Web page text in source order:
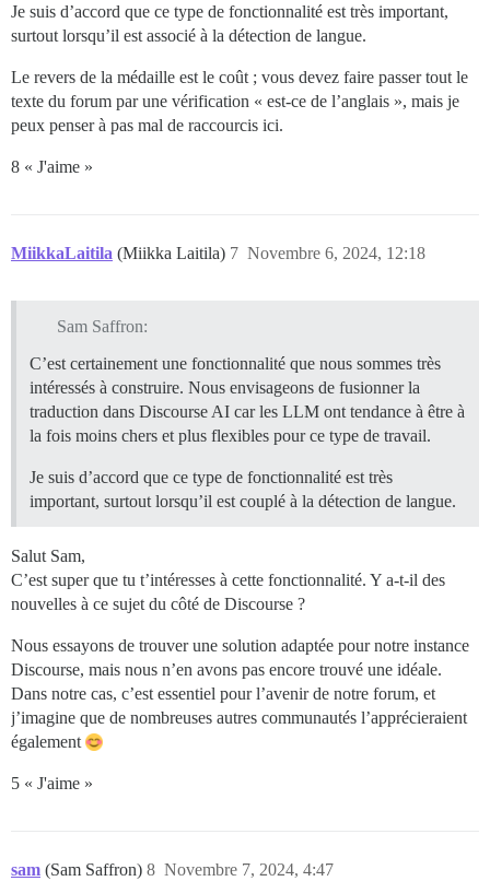
Je suis d’accord que ce type de fonctionnalité est très important,
surtout lorsqu’il est associé à la détection de langue.
Le revers de la médaille est le coût ; vous devez faire passer tout le
texte du forum par une vérification « est-ce de l’anglais », mais je
peux penser à pas mal de raccourcis ici.
8 « J'aime »
MiikkaLaitila (Miikka Laitila) Novembre 6, 2024, 12:18
7
Sam Saffron:
C’est certainement une fonctionnalité que nous sommes très
intéressés à construire. Nous envisageons de fusionner la
traduction dans Discourse AI car les LLM ont tendance à être à
la fois moins chers et plus flexibles pour ce type de travail.
Je suis d’accord que ce type de fonctionnalité est très
important, surtout lorsqu’il est couplé à la détection de langue.
Salut Sam,
C’est super que tu t’intéresses à cette fonctionnalité. Y a-t-il des
nouvelles à ce sujet du côté de Discourse ?
Nous essayons de trouver une solution adaptée pour notre instance
Discourse, mais nous n’en avons pas encore trouvé une idéale.
Dans notre cas, c’est essentiel pour l’avenir de notre forum, et
j’imagine que de nombreuses autres communautés l’apprécieraient
également
5 « J'aime »
sam (Sam Saffron) Novembre 7, 2024, 4:47
8